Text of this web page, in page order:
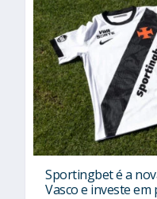
Sportingbet é a
Vasco e investe